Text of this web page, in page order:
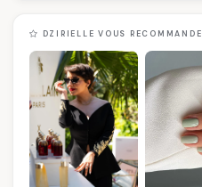
DZIRIELLE VOUS RECOMMANDE